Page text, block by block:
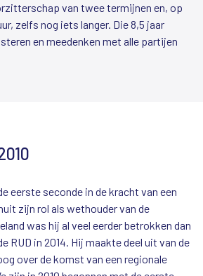
van twee termijnen en, op
zelfs nog iets langer. Die 8,5 jaar
en meedenken met alle partijen
eerste seconde in de kracht van een
zijn rol als wethouder van de
was hij al veel eerder betrokken dan
RUD in 2014. Hij maakte deel uit van de
over de komst van een regionale